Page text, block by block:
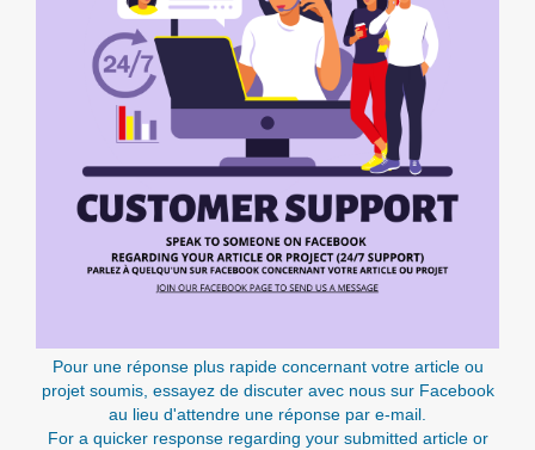
Pour une réponse plus rapide concernant votre article ou
projet soumis, essayez de discuter avec nous sur Facebook
au lieu d'attendre une réponse par e-mail.
For a quicker response regarding your submitted article or